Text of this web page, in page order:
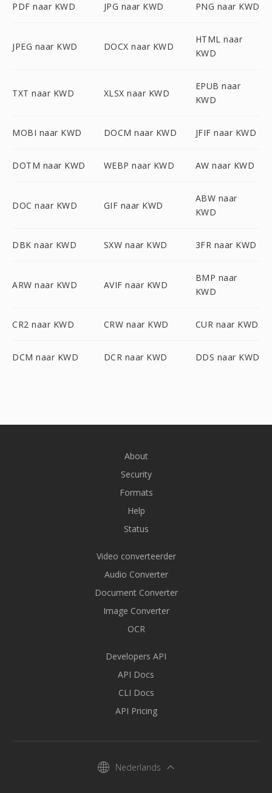
PDF naar KWD JPG naar KWD PNG naar KWD
JPEG naar KWD DOCX naar KWD
HTML naar
KWD
TXT naar KWD XLSX naar KWD
EPUB naar
KWD
MOBI naar KWD DOCM naar KWD JFIF naar KWD
DOTM naar KWD WEBP naar KWD AW naar KWD
DOC naar KWD GIF naar KWD
ABW naar
KWD
DBK naar KWD SXW naar KWD 3FR naar KWD
ARW naar KWD AVIF naar KWD
BMP naar
KWD
CR2 naar KWD CRW naar KWD CUR naar KWD
DCM naar KWD DCR naar KWD DDS naar KWD
About
Security
Formats
Help
Status
Video converteerder
Audio Converter
Document Converter
Image Converter
OCR
Developers API
API Docs
CLI Docs
API Pricing
Nederlands